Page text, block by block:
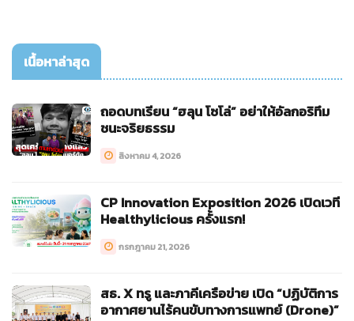
เนื้อหาล่าสุด
ถอดบทเรียน “ฮลุน โซโล่” อย่าให้อัลกอริทึม
ชนะจริยธรรม
สิงหาคม 4, 2026
CP Innovation Exposition 2026 เปิดเวที
Healthylicious ครั้งแรก!
กรกฎาคม 21, 2026
สธ. X ทรู และภาคีเครือข่าย เปิด “ปฏิบัติการ
อากาศยานไร้คนขับทางการแพทย์ (Drone)”